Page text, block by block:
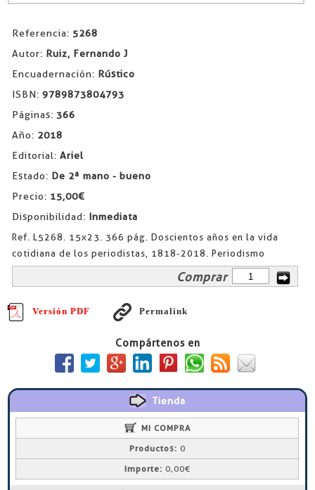
Referencia: 5268
Autor: Ruiz, Fernando J
Encuadernación: Rústico
ISBN: 9789873804793
Páginas: 366
Año: 2018
Editorial: Ariel
Estado: De 2ª mano - bueno
Precio: 15,00€
Disponibilidad: Inmediata
Ref. L5268. 15x23. 366 pág. Doscientos años en la vida
cotidiana de los periodistas, 1818-2018. Periodismo
Comprar
Versión PDF Permalink
Compártenos en
Tienda
MI COMPRA
Productos: 0
Importe: 0,00€